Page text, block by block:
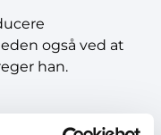
også ved at
han.
ganske enkelt,